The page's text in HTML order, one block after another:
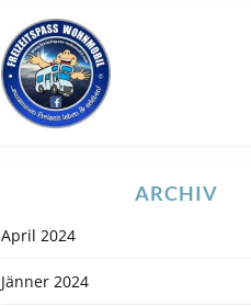
ARCHIV
April 2024
Jänner 2024